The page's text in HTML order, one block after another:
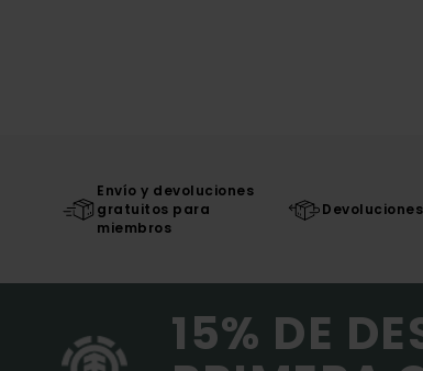
Envío y devoluciones
gratuitos para
miembros
15% DE